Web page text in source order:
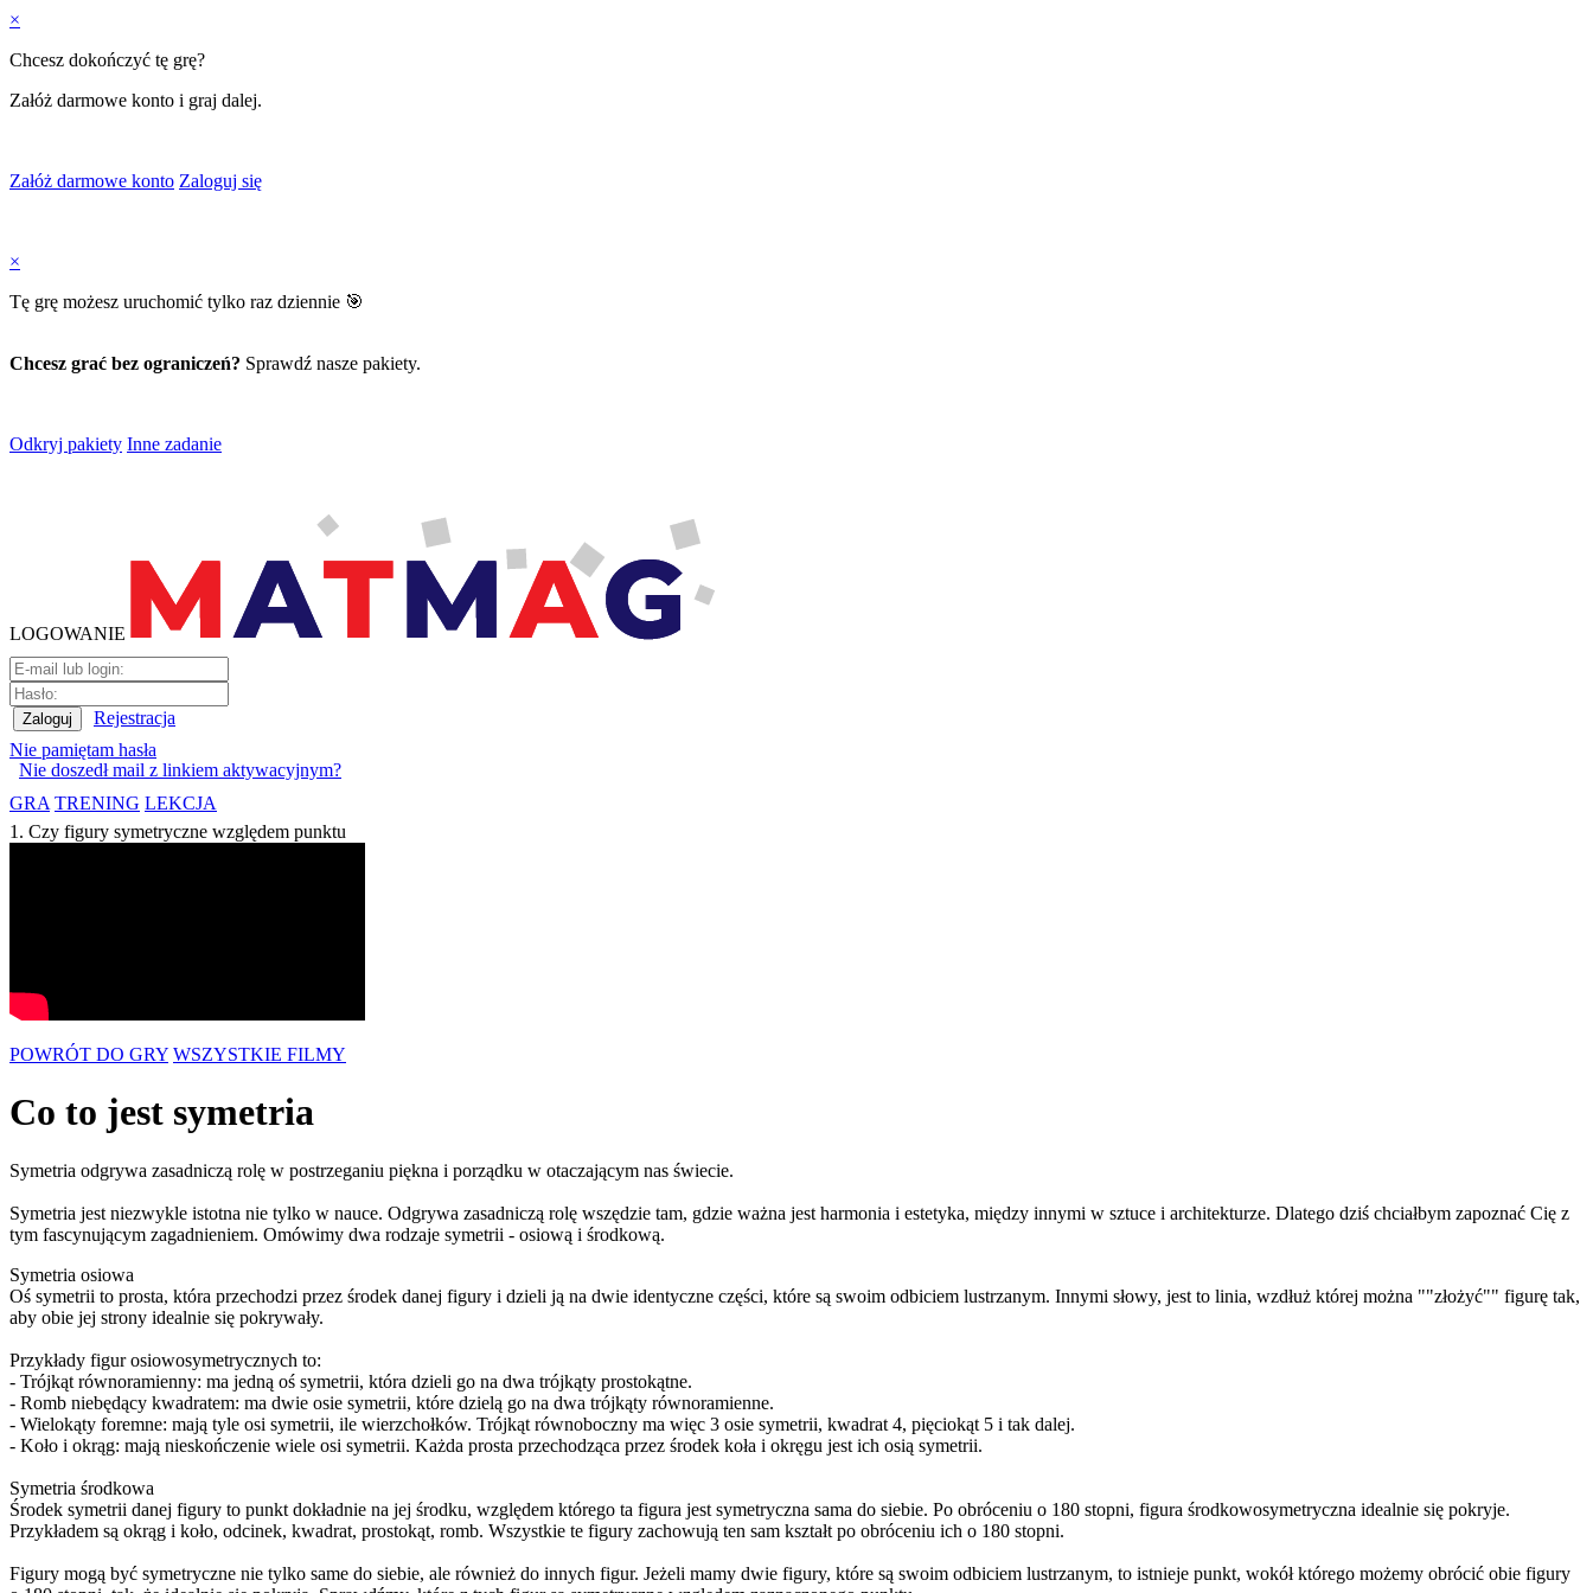
×
Chcesz dokończyć tę grę?
Załóż darmowe konto i graj dalej.
Załóż darmowe konto Zaloguj się
×
Tę grę możesz uruchomić tylko raz dziennie 🎯
Chcesz grać bez ograniczeń? Sprawdź nasze pakiety.
Odkryj pakiety Inne zadanie
LOGOWANIE
Rejestracja
Nie pamiętam hasła
Nie doszedł mail z linkiem aktywacyjnym?
GRA TRENING LEKCJA
1. Czy figury symetryczne względem punktu
POWRÓT DO GRY WSZYSTKIE FILMY
Co to jest symetria
Symetria odgrywa zasadniczą rolę w postrzeganiu piękna i porządku w otaczającym nas świecie.
Symetria jest niezwykle istotna nie tylko w nauce. Odgrywa zasadniczą rolę wszędzie tam, gdzie ważna jest harmonia i estetyka, między innymi w sztuce i architekturze. Dlatego dziś chciałbym zapoznać Cię z
tym fascynującym zagadnieniem. Omówimy dwa rodzaje symetrii - osiową i środkową.
Symetria osiowa
Oś symetrii to prosta, która przechodzi przez środek danej figury i dzieli ją na dwie identyczne części, które są swoim odbiciem lustrzanym. Innymi słowy, jest to linia, wzdłuż której można ""złożyć"" figurę tak,
aby obie jej strony idealnie się pokrywały.
Przykłady figur osiowosymetrycznych to:
- Trójkąt równoramienny: ma jedną oś symetrii, która dzieli go na dwa trójkąty prostokątne.
- Romb niebędący kwadratem: ma dwie osie symetrii, które dzielą go na dwa trójkąty równoramienne.
- Wielokąty foremne: mają tyle osi symetrii, ile wierzchołków. Trójkąt równoboczny ma więc 3 osie symetrii, kwadrat 4, pięciokąt 5 i tak dalej.
- Koło i okrąg: mają nieskończenie wiele osi symetrii. Każda prosta przechodząca przez środek koła i okręgu jest ich osią symetrii.
Symetria środkowa
Środek symetrii danej figury to punkt dokładnie na jej środku, względem którego ta figura jest symetryczna sama do siebie. Po obróceniu o 180 stopni, figura środkowosymetryczna idealnie się pokryje.
Przykładem są okrąg i koło, odcinek, kwadrat, prostokąt, romb. Wszystkie te figury zachowują ten sam kształt po obróceniu ich o 180 stopni.
Figury mogą być symetryczne nie tylko same do siebie, ale również do innych figur. Jeżeli mamy dwie figury, które są swoim odbiciem lustrzanym, to istnieje punkt, wokół którego możemy obrócić obie figury